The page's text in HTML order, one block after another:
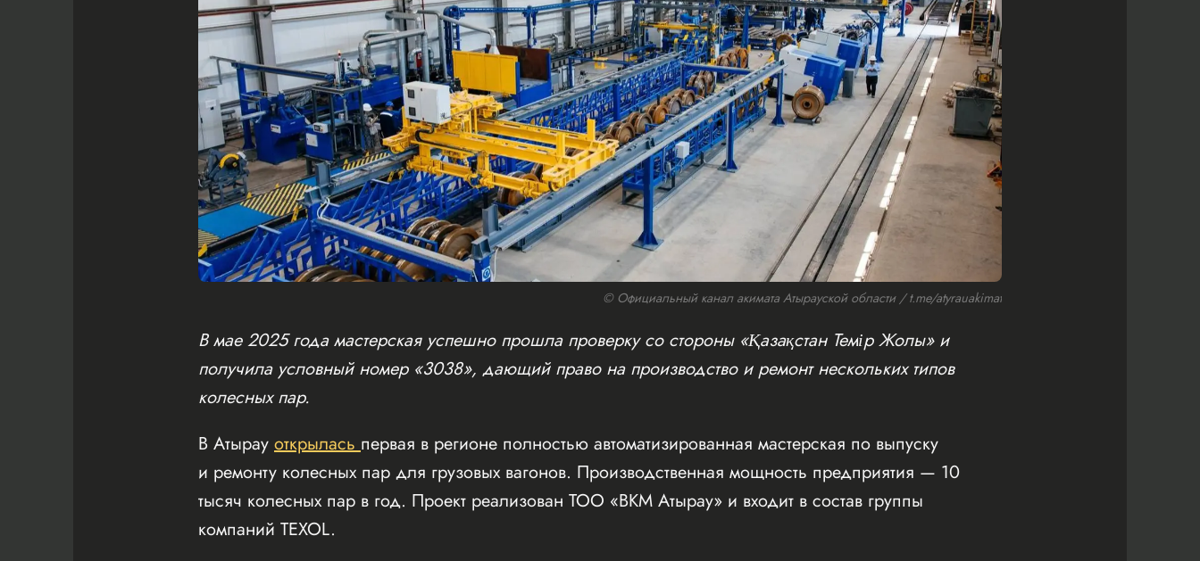
© Официальный канал акимата Атырауской области / t.me/atyrauakimat
В мае 2025 года мастерская успешно прошла проверку со стороны «Қазақстан Темір Жолы» и
получила условный номер «3038», дающий право на производство и ремонт нескольких типов
колесных пар.
В Атырау открылась первая в регионе полностью автоматизированная мастерская по выпуску
и ремонту колесных пар для грузовых вагонов. Производственная мощность предприятия — 10
тысяч колесных пар в год. Проект реализован ТОО «ВКМ Атырау» и входит в состав группы
компаний TEXOL.